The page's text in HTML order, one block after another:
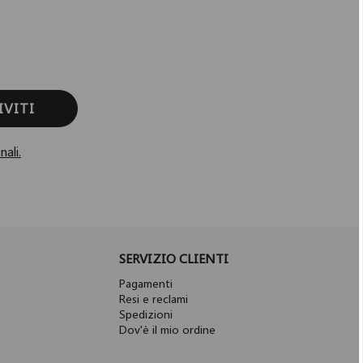
SERVIZIO CLIENTI
Pagamenti
Resi e reclami
Spedizioni
Dov'è il mio ordine